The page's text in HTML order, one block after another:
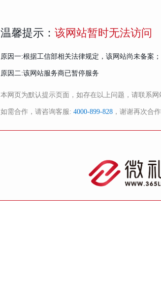
温馨提示： 该网站暂时无法访问
原因一:根据工信部相关法律规定，该网站尚未备案；
原因二:该网站服务商已暂停服务
本网页为默认提示页面，如存在以上问题，请联系
如需合作，请咨询客服: 4000-899-828 ，谢谢再次合作